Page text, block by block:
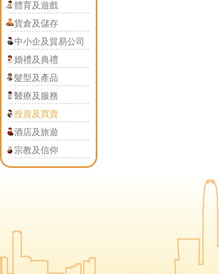
體育及遊戲
貨倉及儲存
中小企及貿易公司
婚禮及典禮
髮型及產品
醫療及服務
投資及買賣
酒店及旅遊
宗教及信仰